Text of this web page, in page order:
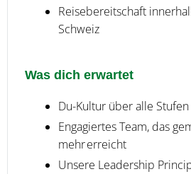
Reisebereitschaft
Schweiz
Was dich erwartet
Du-Kultur über alle Stufen
Engagiertes Team, das
mehr erreicht
Unsere Leadership